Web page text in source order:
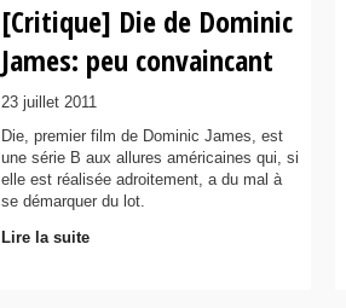
[Critique] Die de Dominic
James: peu convaincant
23 juillet 2011
Die, premier film de Dominic James, est
une série B aux allures américaines qui, si
elle est réalisée adroitement, a du mal à
se démarquer du lot.
Lire la suite